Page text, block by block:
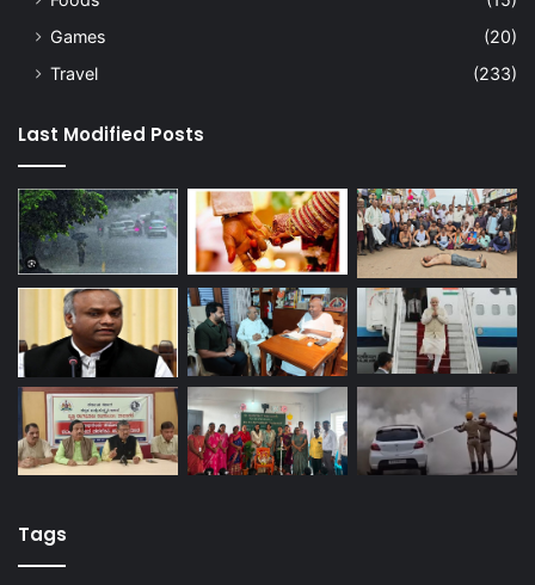
Games
(20)
Travel
(233)
Last Modified Posts
Tags